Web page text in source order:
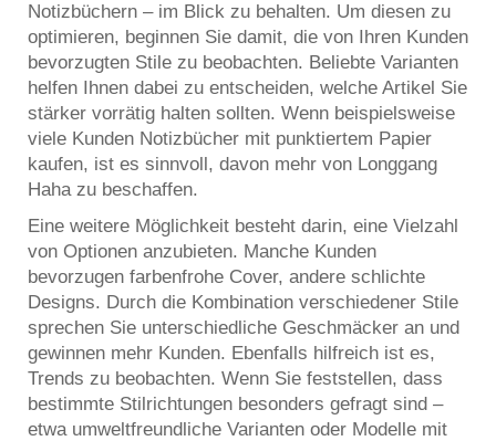
Notizbüchern – im Blick zu behalten. Um diesen zu
optimieren, beginnen Sie damit, die von Ihren Kunden
bevorzugten Stile zu beobachten. Beliebte Varianten
helfen Ihnen dabei zu entscheiden, welche Artikel Sie
stärker vorrätig halten sollten. Wenn beispielsweise
viele Kunden Notizbücher mit punktiertem Papier
kaufen, ist es sinnvoll, davon mehr von Longgang
Haha zu beschaffen.
Eine weitere Möglichkeit besteht darin, eine Vielzahl
von Optionen anzubieten. Manche Kunden
bevorzugen farbenfrohe Cover, andere schlichte
Designs. Durch die Kombination verschiedener Stile
sprechen Sie unterschiedliche Geschmäcker an und
gewinnen mehr Kunden. Ebenfalls hilfreich ist es,
Trends zu beobachten. Wenn Sie feststellen, dass
bestimmte Stilrichtungen besonders gefragt sind –
etwa umweltfreundliche Varianten oder Modelle mit